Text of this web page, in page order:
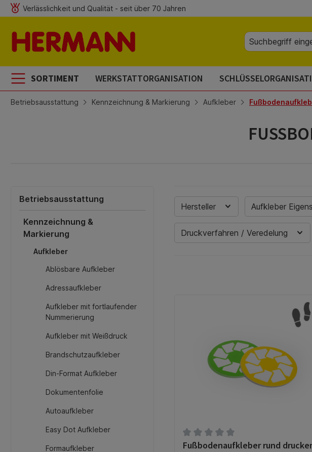
Hauptinhalt springen
Zur Suche springen
Zur Hauptnavigation springen
Verlässlichkeit und Qualität - seit über 70 Jahren
SORTIMENT WERKSTATTORGANISATION
Betriebsausstattung Kennzeichnung & Markierung Aufkleber
Betriebsausstattung
Kennzeichnung &
Markierung
Aufkleber
Ablösbare Aufkleber
Adressaufkleber
Aufkleber mit fortlaufender
Nummerierung
Aufkleber mit Weißdruck
Brandschutzaufkleber
Din-Format Aufkleber
Dokumentenfolie
Autoaufkleber
Easy Dot Aufkleber
Formaufkleber
Hersteller Aufkleber
Druckverfahren / Veredelung
Durchschnittliche Bewertung von
Fußbodenaufkleber rund